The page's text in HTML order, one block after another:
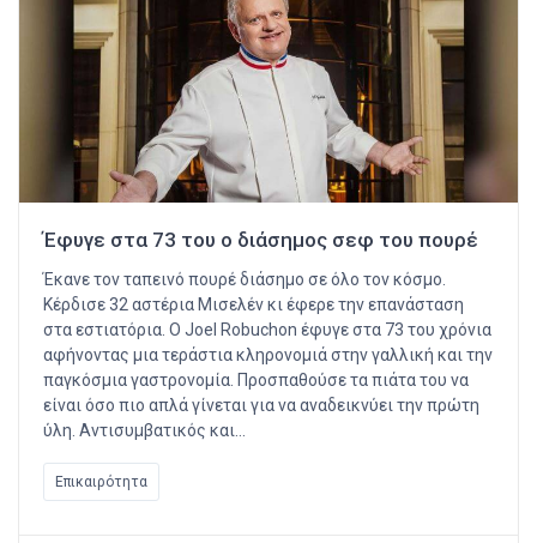
Έφυγε στα 73 του ο διάσημος σεφ του πουρέ
Έκανε τον ταπεινό πουρέ διάσημο σε όλο τον κόσμο.
Κέρδισε 32 αστέρια Μισελέν κι έφερε την επανάσταση
στα εστιατόρια. Ο Joel Robuchon έφυγε στα 73 του χρόνια
αφήνοντας μια τεράστια κληρονομιά στην γαλλική και την
παγκόσμια γαστρονομία. Προσπαθούσε τα πιάτα του να
είναι όσο πιο απλά γίνεται για να αναδεικνύει την πρώτη
ύλη. Αντισυμβατικός και…
Επικαιρότητα